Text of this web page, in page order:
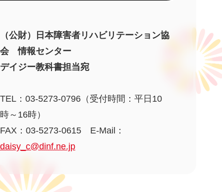
（公財）日本障害者リハビリテーション協
会 情報センター
デイジー教科書担当宛
TEL：03-5273-0796（受付時間：平日10
時～16時）
FAX：03-5273-0615 E-Mail：
daisy_c@dinf.ne.jp